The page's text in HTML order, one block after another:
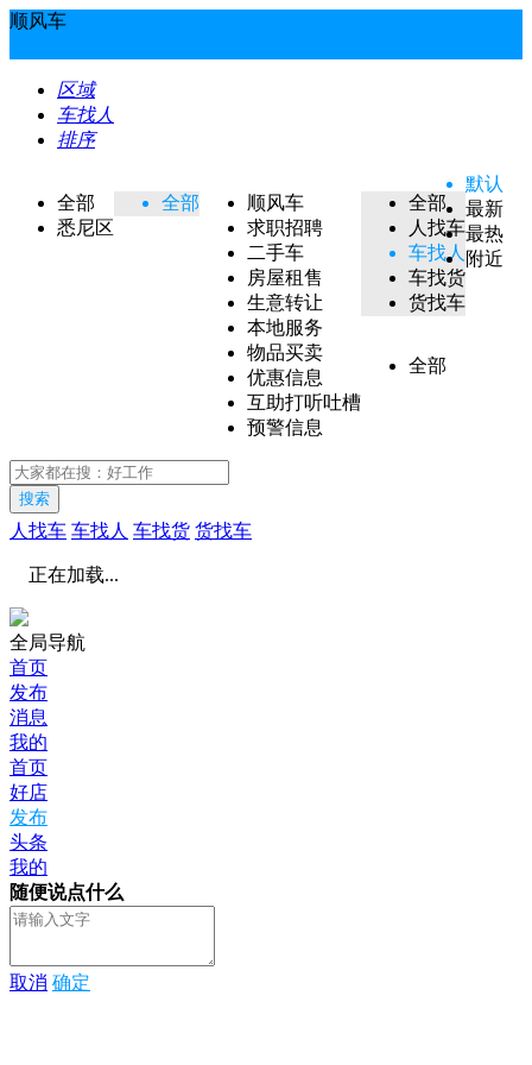
顺风车
区域
车找人
排序
全部
悉尼区
全部
顺风车
求职招聘
二手车
房屋租售
生意转让
本地服务
物品买卖
优惠信息
互助打听吐槽
预警信息
全部
人找车
车找人
车找货
货找车
全部
默认
最新
最热
附近
搜索
人找车 车找人 车找货 货找车
正在加载...
全局导航
首页
发布
消息
我的
首页
好店
发布
头条
我的
随便说点什么
取消 确定